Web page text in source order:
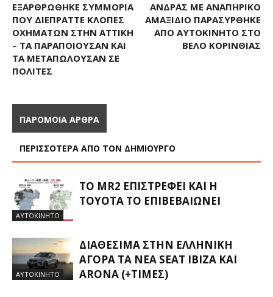
ΕΞΑΡΘΡΏΘΗΚΕ ΣΥΜΜΟΡΊΑ
ΠΟΥ ΔΙΈΠΡΑΤΤΕ ΚΛΟΠΈΣ
ΟΧΗΜΆΤΩΝ ΣΤΗΝ ΑΤΤΙΚΉ
– ΤΑ ΠΑΡΑΠΟΙΟΎΣΑΝ ΚΑΙ
ΤΑ ΜΕΤΑΠΩΛΟΎΣΑΝ ΣΕ
ΠΟΛΊΤΕΣ
ΆΝΔΡΑΣ ΜΕ ΑΝΑΠΗΡΙΚΌ
ΑΜΑΞΊΔΙΟ ΠΑΡΑΣΎΡΘΗΚΕ
ΑΠΌ ΑΥΤΟΚΊΝΗΤΟ ΣΤΟ
ΒΈΛΟ ΚΟΡΙΝΘΊΑΣ
ΠΑΡΟΜΟΙΑ ΑΡΘΡΑ
ΠΕΡΙΣΣΟΤΕΡΑ ΑΠΟ ΤΟΝ ΔΗΜΙΟΥΡΓΟ
ΑΥΤΟΚΙΝΗΤΟ
ΤΟ MR2 ΕΠΙΣΤΡΈΦΕΙ ΚΑΙ Η
TOYOTA ΤΟ ΕΠΙΒΕΒΑΙΏΝΕΙ
ΑΥΤΟΚΙΝΗΤΟ
ΔΙΑΘΈΣΙΜΑ ΣΤΗΝ ΕΛΛΗΝΙΚΉ
ΑΓΟΡΆ ΤΑ ΝΈΑ SEAT IBIZA ΚΑΙ
ARONA (+ΤΙΜΈΣ)